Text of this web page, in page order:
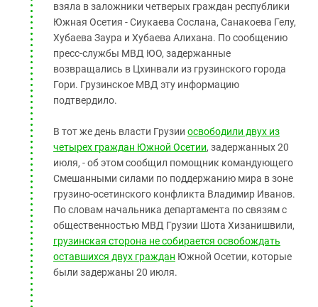
взяла в заложники четверых граждан республики
Южная Осетия - Сиукаева Сослана, Санакоева Гелу,
Хубаева Заура и Хубаева Алихана. По сообщению
пресс-службы МВД ЮО, задержанные
возвращались в Цхинвали из грузинского города
Гори. Грузинское МВД эту информацию
подтвердило.
В тот же день власти Грузии освободили двух из
четырех граждан Южной Осетии, задержанных 20
июля, - об этом сообщил помощник командующего
Смешанными силами по поддержанию мира в зоне
грузино-осетинского конфликта Владимир Иванов.
По словам начальника департамента по связям с
общественностью МВД Грузии Шота Хизанишвили,
грузинская сторона не собирается освобождать
оставшихся двух граждан Южной Осетии, которые
были задержаны 20 июля.